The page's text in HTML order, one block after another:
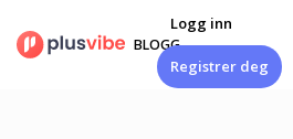
innhold
BLOGG
Logg inn
Registrer deg